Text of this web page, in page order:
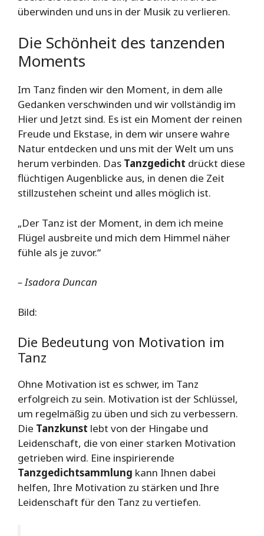
überwinden und uns in der Musik zu verlieren.
Die Schönheit des tanzenden
Moments
Im Tanz finden wir den Moment, in dem alle
Gedanken verschwinden und wir vollständig im
Hier und Jetzt sind. Es ist ein Moment der reinen
Freude und Ekstase, in dem wir unsere wahre
Natur entdecken und uns mit der Welt um uns
herum verbinden. Das Tanzgedicht drückt diese
flüchtigen Augenblicke aus, in denen die Zeit
stillzustehen scheint und alles möglich ist.
„Der Tanz ist der Moment, in dem ich meine
Flügel ausbreite und mich dem Himmel näher
fühle als je zuvor.“
– Isadora Duncan
Bild:
Die Bedeutung von Motivation im
Tanz
Ohne Motivation ist es schwer, im Tanz
erfolgreich zu sein. Motivation ist der Schlüssel,
um regelmäßig zu üben und sich zu verbessern.
Die Tanzkunst lebt von der Hingabe und
Leidenschaft, die von einer starken Motivation
getrieben wird. Eine inspirierende
Tanzgedichtsammlung kann Ihnen dabei
helfen, Ihre Motivation zu stärken und Ihre
Leidenschaft für den Tanz zu vertiefen.